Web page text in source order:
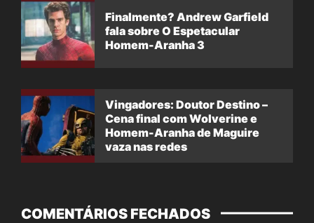
Finalmente? Andrew Garfield
fala sobre O Espetacular
Homem-Aranha 3
Vingadores: Doutor Destino –
Cena final com Wolverine e
Homem-Aranha de Maguire
vaza nas redes
COMENTÁRIOS FECHADOS